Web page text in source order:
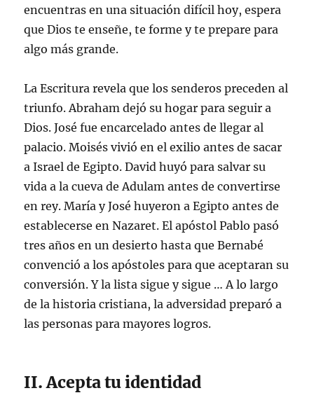
encuentras en una situación difícil hoy, espera
que Dios te enseñe, te forme y te prepare para
algo más grande.
La Escritura revela que los senderos preceden al
triunfo. Abraham dejó su hogar para seguir a
Dios. José fue encarcelado antes de llegar al
palacio. Moisés vivió en el exilio antes de sacar
a Israel de Egipto. David huyó para salvar su
vida a la cueva de Adulam antes de convertirse
en rey. María y José huyeron a Egipto antes de
establecerse en Nazaret. El apóstol Pablo pasó
tres años en un desierto hasta que Bernabé
convenció a los apóstoles para que aceptaran su
conversión. Y la lista sigue y sigue … A lo largo
de la historia cristiana, la adversidad preparó a
las personas para mayores logros.
II. Acepta tu identidad